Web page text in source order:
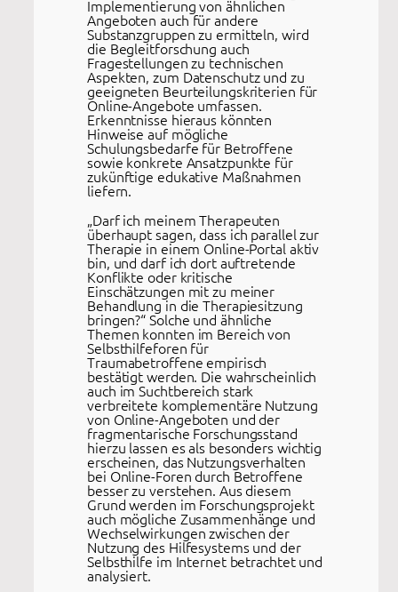
Implementierung von ähnlichen
Angeboten auch für andere
Substanzgruppen zu ermitteln, wird
die Begleitforschung auch
Fragestellungen zu technischen
Aspekten, zum Datenschutz und zu
geeigneten Beurteilungskriterien für
Online-Angebote umfassen.
Erkenntnisse hieraus könnten
Hinweise auf mögliche
Schulungsbedarfe für Betroffene
sowie konkrete Ansatzpunkte für
zukünftige edukative Maßnahmen
liefern.
„Darf ich meinem Therapeuten
überhaupt sagen, dass ich parallel zur
Therapie in einem Online-Portal aktiv
bin, und darf ich dort auftretende
Konflikte oder kritische
Einschätzungen mit zu meiner
Behandlung in die Therapiesitzung
bringen?“ Solche und ähnliche
Themen konnten im Bereich von
Selbsthilfeforen für
Traumabetroffene empirisch
bestätigt werden. Die wahrscheinlich
auch im Suchtbereich stark
verbreitete komplementäre Nutzung
von Online-Angeboten und der
fragmentarische Forschungsstand
hierzu lassen es als besonders wichtig
erscheinen, das Nutzungsverhalten
bei Online-Foren durch Betroffene
besser zu verstehen. Aus diesem
Grund werden im Forschungsprojekt
auch mögliche Zusammenhänge und
Wechselwirkungen zwischen der
Nutzung des Hilfesystems und der
Selbsthilfe im Internet betrachtet und
analysiert.